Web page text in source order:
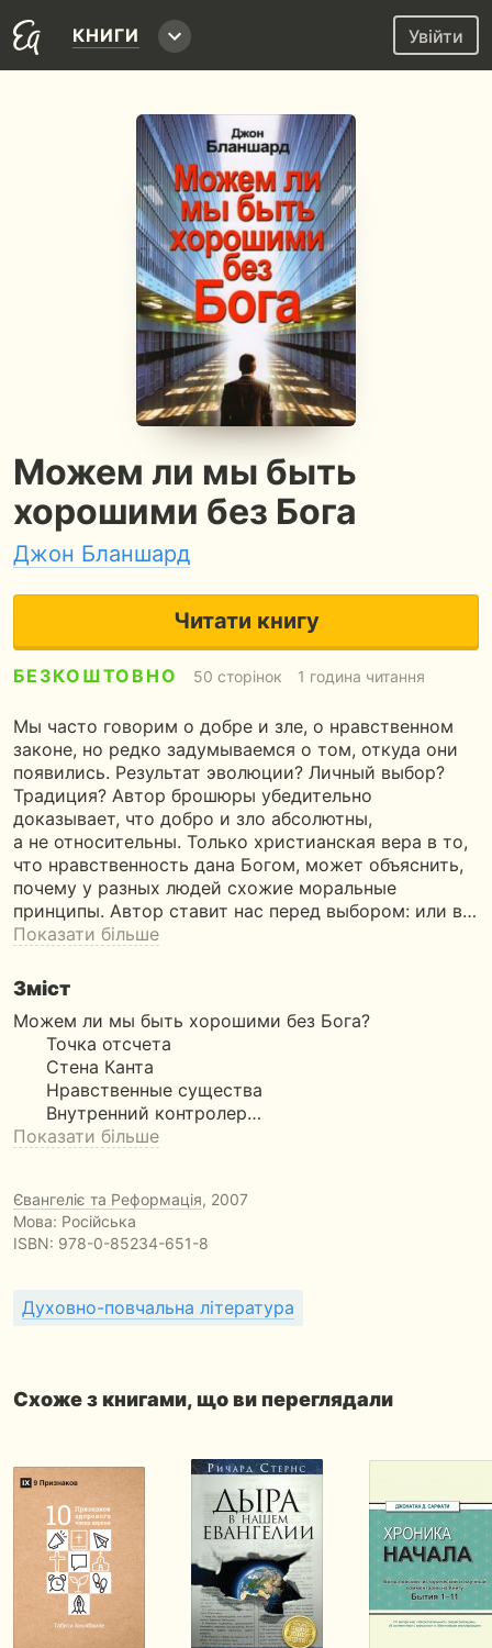
КНИГИ Увійти
Можем ли мы быть
хорошими без Бога
Джон Бланшард
Читати книгу
БЕЗКОШТОВНО 50 сторінок 1 година читання
Мы часто говорим о добре и зле, о нравственном
законе, но редко задумываемся о том, откуда они
появились. Результат эволюции? Личный выбор?
Традиция? Автор брошюры убедительно
доказывает, что добро и зло абсолютны,
а не относительны. Только христианская вера в то,
что нравственность дана Богом, может объяснить,
почему у разных людей схожие моральные
принципы. Автор ставит нас перед выбором: или в…
Показати більше
Зміст
Можем ли мы быть хорошими без Бога?
Точка отсчета
Стена Канта
Нравственные существа
Внутренний контролер…
Показати більше
Євангеліє та Реформація, 2007
Мова: Російська
ISBN: 978-0-85234-651-8
Духовно-повчальна література
Схоже з книгами, що ви переглядали